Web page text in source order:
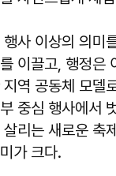
사 이상의 의미
이끌고, 행정은
역 공동체 모델
중심 행사에서
리는 새로운 축
가 크다.